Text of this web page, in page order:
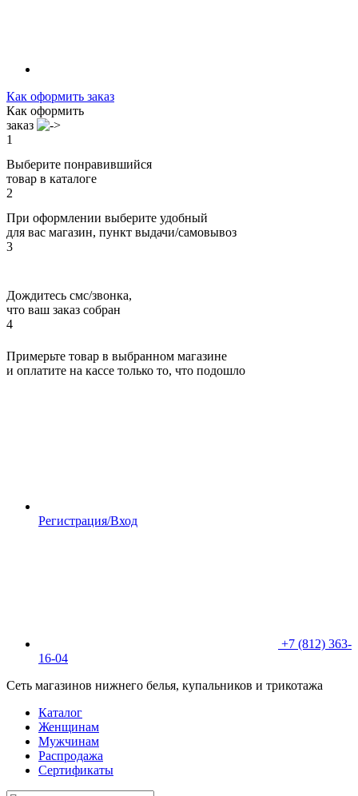
Как оформить заказ
Как оформить
заказ
1
Выберите понравившийся
товар в каталоге
2
При оформлении выберите удобный
для вас магазин, пункт выдачи/самовывоз
3
Дождитесь смс/звонка,
что ваш заказ собран
4
Примерьте товар в выбранном магазине
и оплатите на кассе только то, что подошло
Регистрация/Вход
+7 (812) 363-
16-04
Сеть магазинов нижнего белья, купальников и трикотажа
Каталог
Женщинам
Мужчинам
Распродажа
Сертификаты